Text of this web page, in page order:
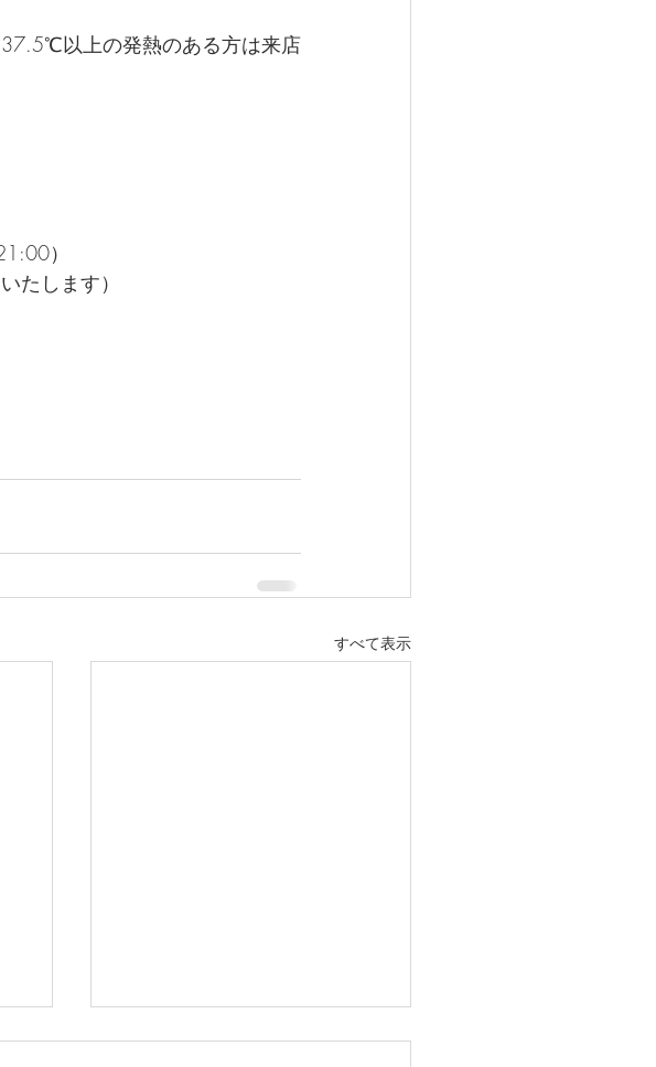
以上の発熱のある方は来店
）
たします）
すべて表示